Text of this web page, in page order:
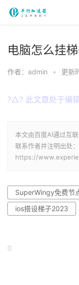
电脑怎么挂
作者：admin • 更新
?△? 此文章处于编
本文由百度AI通过互
联系作者并注明出处：
https://
SuperWingy免费节
ios搭设梯子2023
0